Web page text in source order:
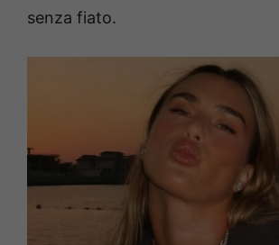
senza fiato.